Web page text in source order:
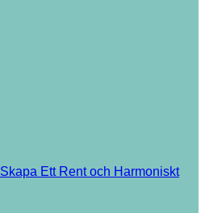
Ett Rent och Harmoniskt